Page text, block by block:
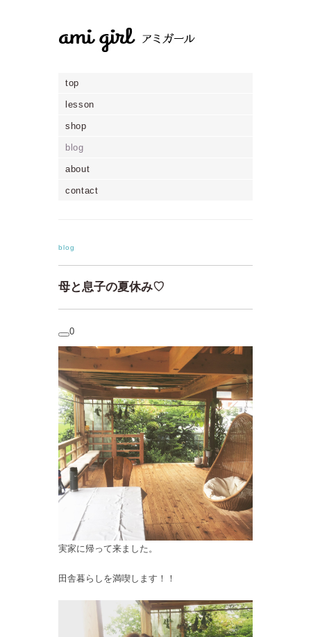
top
lesson
shop
blog
about
contact
blog
母と息子の夏休み♡
0
実家に帰って来ました。
田舎暮らしを満喫します！！